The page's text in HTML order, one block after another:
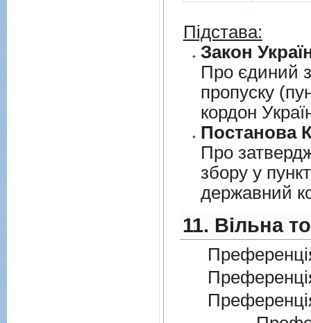
Підстава:
Закон
Про єдиний
пропуску
кордон
Постанова
Про
збору у
державний
11. Вільна